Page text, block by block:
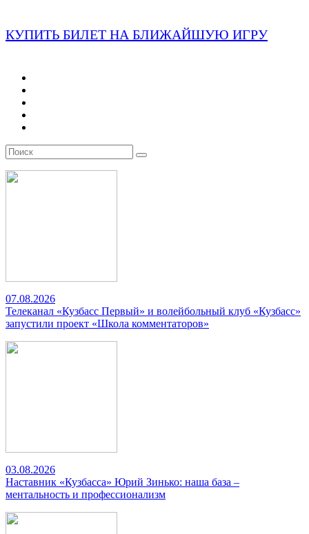
КУПИТЬ БИЛЕТ НА БЛИЖАЙШУЮ ИГРУ
07.08.2026
Телеканал «Кузбасс Первый» и волейбольный клуб «Кузбасс»
запустили проект «Школа комментаторов»
03.08.2026
Наставник «Кузбасса» Юрий Зинько: наша база –
ментальность и профессионализм